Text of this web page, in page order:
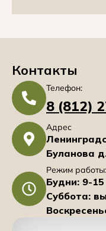
Контакты
Телефон:
8 (812)
Адрес
Буланова
Режим работы:
Будни: 9-15
Суббота: